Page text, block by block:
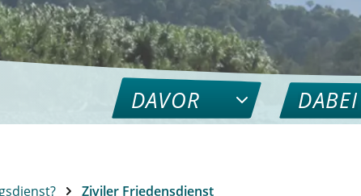
DAVOR DABEI
Ziviler Friedensdienst